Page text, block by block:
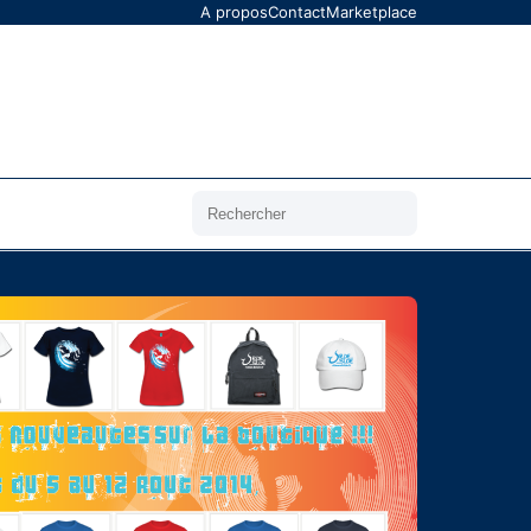
A proposContactMarketplace
Rechercher